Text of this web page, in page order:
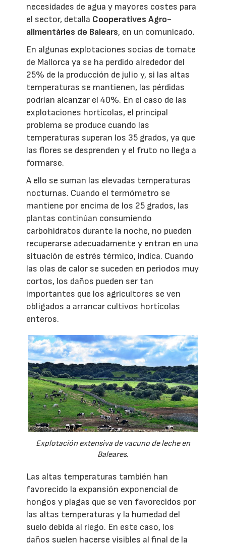
necesidades de agua y mayores costes para
el sector, detalla Cooperatives Agro-
alimentàries de Balears, en un comunicado.
En algunas explotaciones socias de tomate
de Mallorca ya se ha perdido alrededor del
25% de la producción de julio y, si las altas
temperaturas se mantienen, las pérdidas
podrían alcanzar el 40%. En el caso de las
explotaciones hortícolas, el principal
problema se produce cuando las
temperaturas superan los 35 grados, ya que
las flores se desprenden y el fruto no llega a
formarse.
A ello se suman las elevadas temperaturas
nocturnas. Cuando el termómetro se
mantiene por encima de los 25 grados, las
plantas continúan consumiendo
carbohidratos durante la noche, no pueden
recuperarse adecuadamente y entran en una
situación de estrés térmico, indica. Cuando
las olas de calor se suceden en periodos muy
cortos, los daños pueden ser tan
importantes que los agricultores se ven
obligados a arrancar cultivos hortícolas
enteros.
Explotación extensiva de vacuno de leche en
Baleares.
Las altas temperaturas también han
favorecido la expansión exponencial de
hongos y plagas que se ven favorecidos por
las altas temperaturas y la humedad del
suelo debida al riego. En este caso, los
daños suelen hacerse visibles al final de la